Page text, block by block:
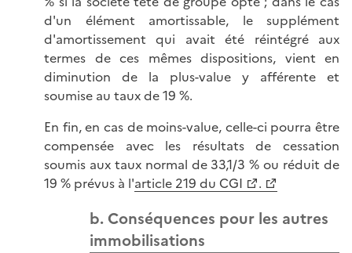
d'un élément amortissable, le supplément
d'amortissement qui avait été réintégré aux
termes de ces mêmes dispositions, vient en
diminution de la plus-value y afférente et
soumise au taux de 19 %.
En fin, en cas de moins-value, celle-ci pourra être
compensée avec les résultats de cessation
soumis aux taux normal de 33,1/3 % ou réduit de
19 % prévus à l'article 219 du CGI .
b. Conséquences pour les autres
immobilisations